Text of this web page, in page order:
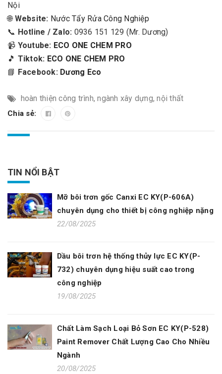
Nội
🌐 Website: Nước Tẩy Rửa Công Nghiệp
📞 Hotline / Zalo: 0936 151 129 (Mr. Dương)
📹 Youtube: ECO ONE CHEM PRO
🎵 Tiktok: ECO ONE CHEM PRO
📘 Facebook: Dương Eco
hoàn thiện công trình,ngành xây dựng,nội thất
Chia sẻ:
TIN NỔI BẬT
Mỡ bôi trơn gốc Canxi EC KY(P-606A)
chuyên dụng cho thiết bị công nghiệp nặng
22/08/2025
Dầu bôi trơn hệ thống thủy lực EC KY(P-
732) chuyên dụng hiệu suất cao trong
công nghiệp
19/08/2025
Chất Làm Sạch Loại Bỏ Sơn EC KY(P-528)
Paint Remover Chất Lượng Cao Cho Nhiều
Ngành
20/08/2025